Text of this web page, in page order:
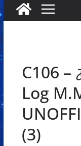
C106 –
Log
(3)